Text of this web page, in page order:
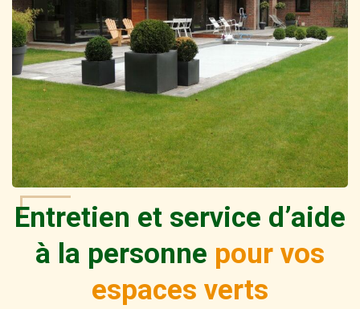
Entretien et service d’aide
à la personne pour vos
espaces verts